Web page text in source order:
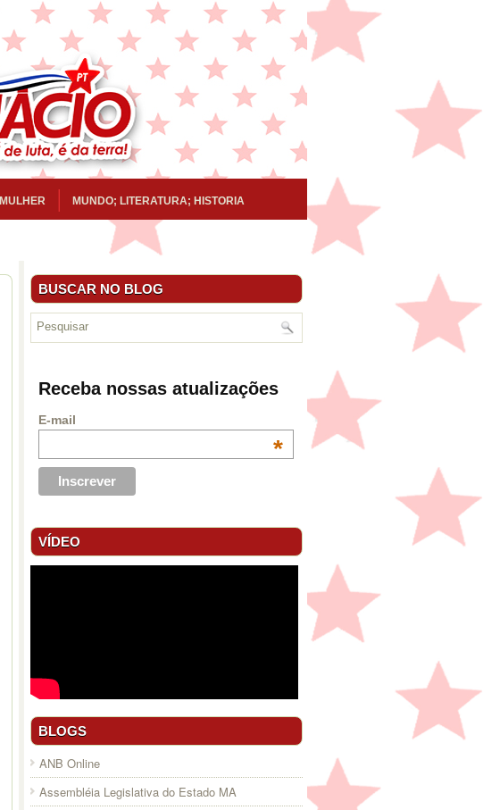
MULHER MUNDO; LITERATURA; HISTORIA
BUSCAR NO BLOG
Receba nossas atualizações
E-mail
*
VÍDEO
BLOGS
ANB Online
Assembléia Legislativa do Estado MA